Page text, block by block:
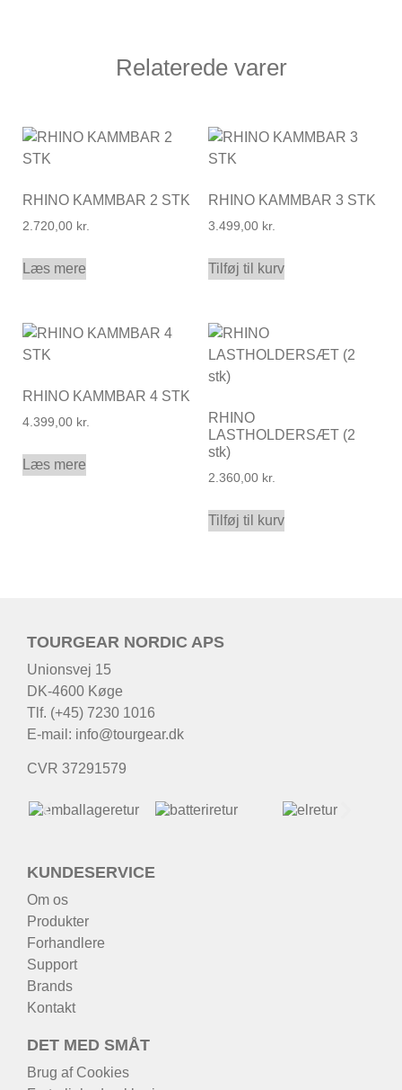
Relaterede varer
RHINO KAMMBAR 2 STK
2.720,00 kr.
Læs mere
RHINO KAMMBAR 3 STK
3.499,00 kr.
Tilføj til kurv
RHINO KAMMBAR 4 STK
4.399,00 kr.
Læs mere
RHINO
LASTHOLDERSÆT (2
stk)
2.360,00 kr.
Tilføj til kurv
TOURGEAR NORDIC APS
Unionsvej 15
DK-4600 Køge
Tlf. (+45) 7230 1016
E-mail: info@tourgear.dk
CVR 37291579
KUNDESERVICE
Om os
Produkter
Forhandlere
Support
Brands
Kontakt
DET MED SMÅT
Brug af Cookies